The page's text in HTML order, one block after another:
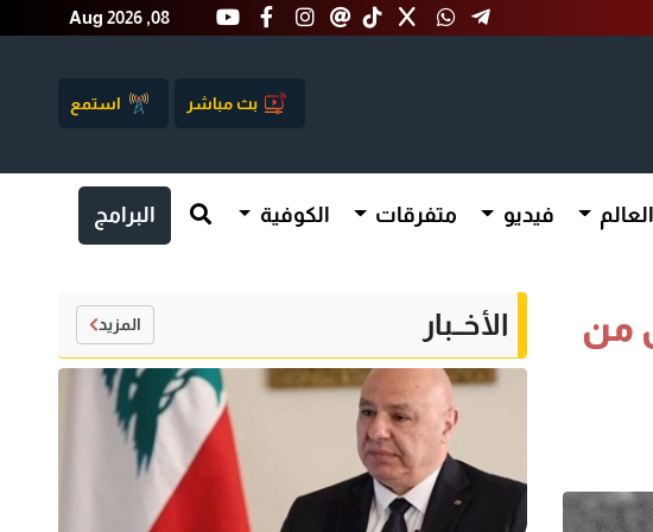
Aug 2026 ,08
بث مباشر استمع
العالم فيديو متفرقات الكوفية البرامج
من
الأخــبار المزيد